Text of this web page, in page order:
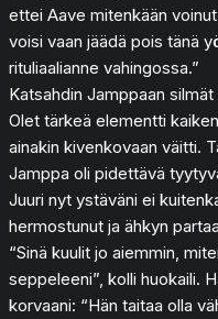
ettei Aave mitenkään
voisi vaan jäädä pois tänä
rituliaalianne vahingossa.”
Katsahdin Jamppaan
Olet tärkeä elementti
ainakin kivenkovaan väitti.
Jamppa oli pidettävä
Juuri nyt ystäväni ei
hermostunut ja ähkyn
“Sinä kuulit jo aiemmin,
seppeleeni”, kolli huokaili.
korvaani: “Hän taitaa olla